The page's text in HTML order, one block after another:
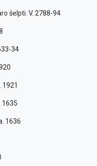
šelpti. V. 2788-94
34
1921
1635
1636